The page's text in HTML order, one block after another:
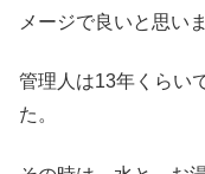
メージで良いと思いま
管理人は13年くらい
た。